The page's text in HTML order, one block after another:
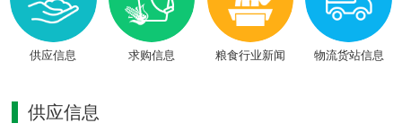
供应信息 求购信息 粮食行业新闻 物流货站信息
供应信息